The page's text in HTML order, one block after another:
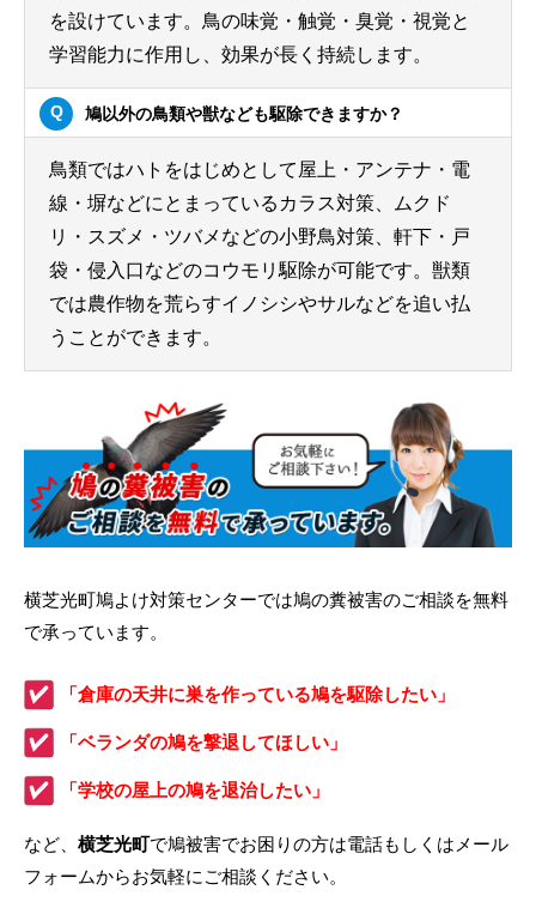
を設けています。鳥の味覚・触覚・臭覚・視覚と
学習能力に作用し、効果が長く持続します。
鳩以外の鳥類や獣なども駆除できますか？
鳥類ではハトをはじめとして屋上・アンテナ・電
線・塀などにとまっているカラス対策、ムクド
リ・スズメ・ツバメなどの小野鳥対策、軒下・戸
袋・侵入口などのコウモリ駆除が可能です。獣類
では農作物を荒らすイノシシやサルなどを追い払
うことができます。
横芝光町鳩よけ対策センターでは鳩の糞被害のご相談を無料
で承っています。
「倉庫の天井に巣を作っている鳩を駆除したい」
「ベランダの鳩を撃退してほしい」
「学校の屋上の鳩を退治したい」
など、 横芝光町で鳩被害でお困りの方は電話もしくはメール
フォームからお気軽にご相談ください。